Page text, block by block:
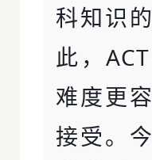
科知识
此，
难度更
接受。